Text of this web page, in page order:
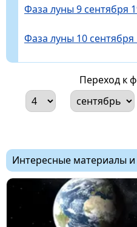
Фаза луны 9 сентября
Фаза луны 10 сентября
Переход к
Интересные материалы и